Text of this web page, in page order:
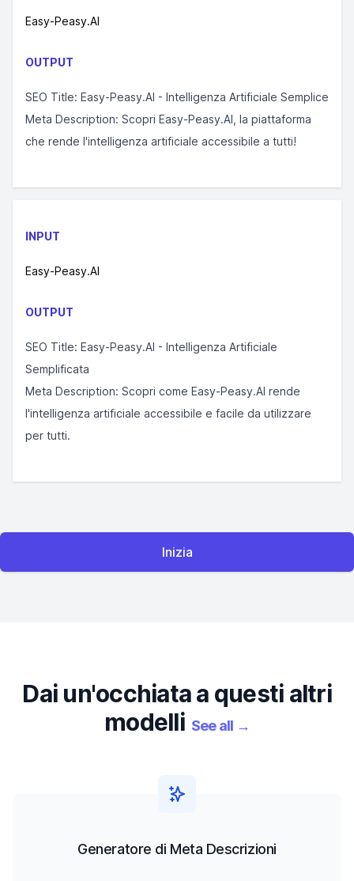
Easy-Peasy.AI
OUTPUT
SEO Title: Easy-Peasy.AI - Intelligenza Artificiale Semplice
Meta Description: Scopri Easy-Peasy.AI, la piattaforma
che rende l'intelligenza artificiale accessibile a tutti!
INPUT
Easy-Peasy.AI
OUTPUT
SEO Title: Easy-Peasy.AI - Intelligenza Artificiale
Semplificata
Meta Description: Scopri come Easy-Peasy.AI rende
l'intelligenza artificiale accessibile e facile da utilizzare
per tutti.
Inizia
Dai un'occhiata a questi altri
modelli See all →
Generatore di Meta Descrizioni